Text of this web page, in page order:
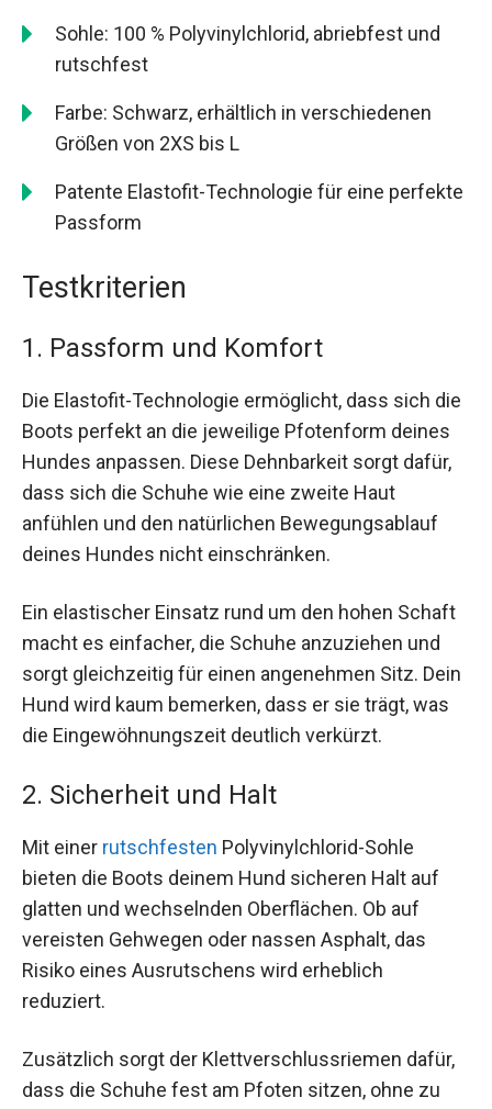
Sohle: 100 % Polyvinylchlorid, abriebfest und
rutschfest
Farbe: Schwarz, erhältlich in verschiedenen
Größen von 2XS bis L
Patente Elastofit-Technologie für eine perfekte
Passform
Testkriterien
1. Passform und Komfort
Die Elastofit-Technologie ermöglicht, dass sich die
Boots perfekt an die jeweilige Pfotenform deines
Hundes anpassen. Diese Dehnbarkeit sorgt dafür,
dass sich die Schuhe wie eine zweite Haut
anfühlen und den natürlichen Bewegungsablauf
deines Hundes nicht einschränken.
Ein elastischer Einsatz rund um den hohen Schaft
macht es einfacher, die Schuhe anzuziehen und
sorgt gleichzeitig für einen angenehmen Sitz. Dein
Hund wird kaum bemerken, dass er sie trägt, was
die Eingewöhnungszeit deutlich verkürzt.
2. Sicherheit und Halt
Mit einer rutschfesten Polyvinylchlorid-Sohle
bieten die Boots deinem Hund sicheren Halt auf
glatten und wechselnden Oberflächen. Ob auf
vereisten Gehwegen oder nassen Asphalt, das
Risiko eines Ausrutschens wird erheblich
reduziert.
Zusätzlich sorgt der Klettverschlussriemen dafür,
dass die Schuhe fest am Pfoten sitzen, ohne zu